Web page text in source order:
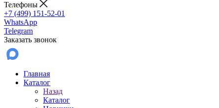
Телефоны
+7 (499) 151-52-01
WhatsApp
Telegram
Заказать звонок
Главная
Каталог
Назад
Каталог